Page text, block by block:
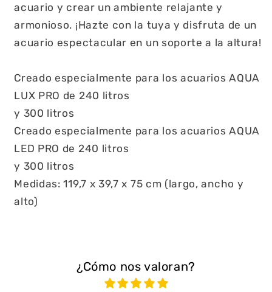
acuario y crear un ambiente relajante y
armonioso. ¡Hazte con la tuya y disfruta de un
acuario espectacular en un soporte a la altura!
Creado especialmente para los acuarios AQUA
LUX PRO de 240 litros
y 300 litros
Creado especialmente para los acuarios AQUA
LED PRO de 240 litros
y 300 litros
Medidas: 119,7 x 39,7 x 75 cm (largo, ancho y
alto)
¿Cómo nos valoran?